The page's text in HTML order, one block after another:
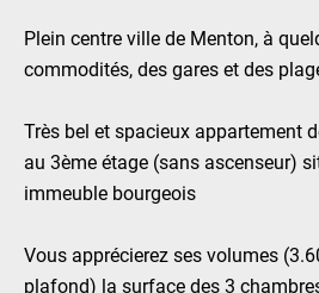
Plein centre ville de Menton, à
commodités, des gares et des
Très bel et spacieux appartement
au 3ème étage (sans ascenseur)
immeuble bourgeois
Vous apprécierez ses volumes
plafond) la surface des 3